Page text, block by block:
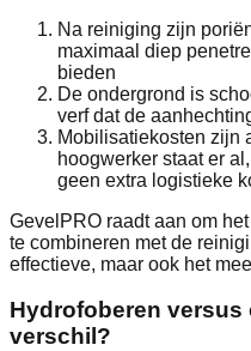
Na reiniging zijn
maximaal diep
bieden
De ondergrond is
verf dat de
Mobilisatiekosten zijn
hoogwerker staat er
geen extra logistieke
GevelPRO raadt aan om het
te combineren met de
effectieve, maar ook het
Hydrofoberen versus
verschil?